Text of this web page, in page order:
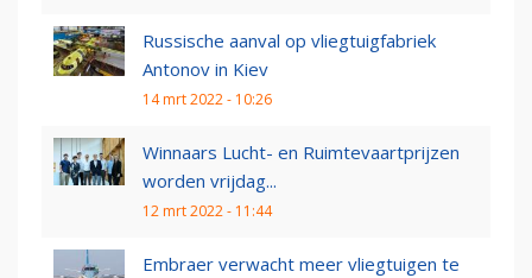
Russische aanval op vliegtuigfabriek
Antonov in Kiev
14 mrt 2022 - 10:26
Winnaars Lucht- en Ruimtevaartprijzen
worden vrijdag...
12 mrt 2022 - 11:44
Embraer verwacht meer vliegtuigen te